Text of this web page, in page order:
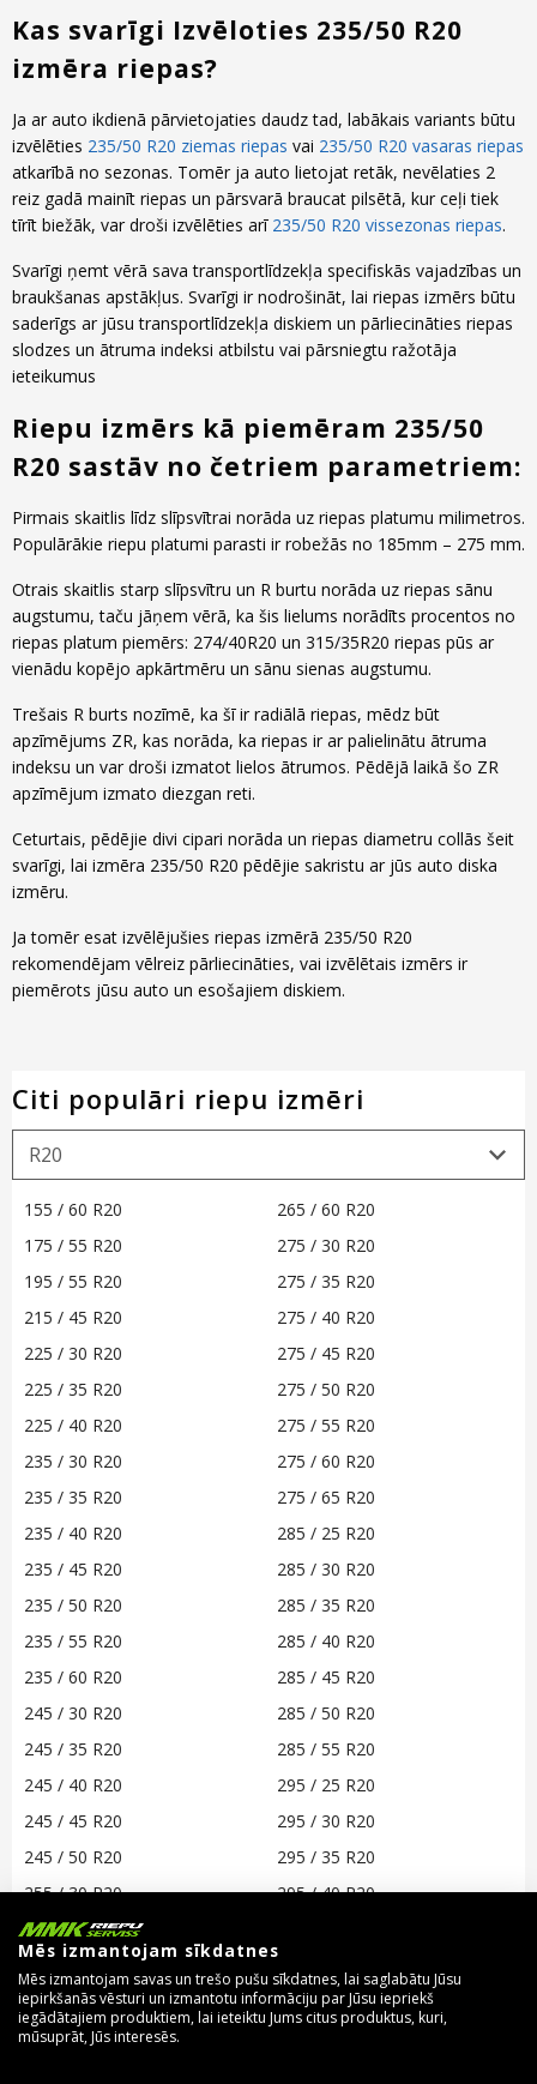
Kas svarīgi Izvēloties 235/50 R20
izmēra riepas?
Ja ar auto ikdienā pārvietojaties daudz tad, labākais variants būtu
izvēlēties 235/50 R20 ziemas riepas vai 235/50 R20 vasaras riepas
atkarībā no sezonas. Tomēr ja auto lietojat retāk, nevēlaties 2
reiz gadā mainīt riepas un pārsvarā braucat pilsētā, kur ceļi tiek
tīrīt biežāk, var droši izvēlēties arī 235/50 R20 vissezonas riepas.
Svarīgi ņemt vērā sava transportlīdzekļa specifiskās vajadzības un
braukšanas apstākļus. Svarīgi ir nodrošināt, lai riepas izmērs būtu
saderīgs ar jūsu transportlīdzekļa diskiem un pārliecināties riepas
slodzes un ātruma indeksi atbilstu vai pārsniegtu ražotāja
ieteikumus
Riepu izmērs kā piemēram 235/50
R20 sastāv no četriem parametriem:
Pirmais skaitlis līdz slīpsvītrai norāda uz riepas platumu milimetros.
Populārākie riepu platumi parasti ir robežās no 185mm – 275 mm.
Otrais skaitlis starp slīpsvītru un R burtu norāda uz riepas sānu
augstumu, taču jāņem vērā, ka šis lielums norādīts procentos no
riepas platum piemērs: 274/40R20 un 315/35R20 riepas pūs ar
vienādu kopējo apkārtmēru un sānu sienas augstumu.
Trešais R burts nozīmē, ka šī ir radiālā riepas, mēdz būt
apzīmējums ZR, kas norāda, ka riepas ir ar palielinātu ātruma
indeksu un var droši izmatot lielos ātrumos. Pēdējā laikā šo ZR
apzīmējum izmato diezgan reti.
Ceturtais, pēdējie divi cipari norāda un riepas diametru collās šeit
svarīgi, lai izmēra 235/50 R20 pēdējie sakristu ar jūs auto diska
izmēru.
Ja tomēr esat izvēlējušies riepas izmērā 235/50 R20
rekomendējam vēlreiz pārliecināties, vai izvēlētais izmērs ir
piemērots jūsu auto un esošajiem diskiem.
Citi populāri riepu izmēri
155 / 60 R20
175 / 55 R20
195 / 55 R20
215 / 45 R20
225 / 30 R20
225 / 35 R20
225 / 40 R20
235 / 30 R20
235 / 35 R20
235 / 40 R20
235 / 45 R20
235 / 50 R20
235 / 55 R20
235 / 60 R20
245 / 30 R20
245 / 35 R20
245 / 40 R20
245 / 45 R20
245 / 50 R20
255 / 30 R20
255 / 35 R20
255 / 45 R20
255 / 50 R20
265 / 60 R20
275 / 30 R20
275 / 35 R20
275 / 40 R20
275 / 45 R20
275 / 50 R20
275 / 55 R20
275 / 60 R20
275 / 65 R20
285 / 25 R20
285 / 30 R20
285 / 35 R20
285 / 40 R20
285 / 45 R20
285 / 50 R20
285 / 55 R20
295 / 25 R20
295 / 30 R20
295 / 35 R20
295 / 40 R20
295 / 65 R20
Mēs izmantojam sīkdatnes
Mēs izmantojam savas un trešo pušu sīkdatnes, lai saglabātu Jūsu
iepirkšanās vēsturi un izmantotu informāciju par Jūsu iepriekš
iegādātajiem produktiem, lai ieteiktu Jums citus produktus, kuri,
mūsuprāt, Jūs interesēs.